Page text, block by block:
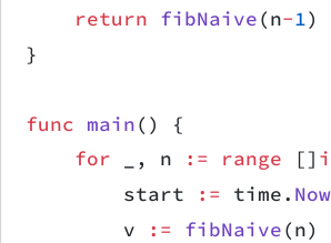
    return
fibNaive(n-1)
}
func main() {
    for
_, n := range []
        start
:= time. Now
        v
:= fibNaive(n)